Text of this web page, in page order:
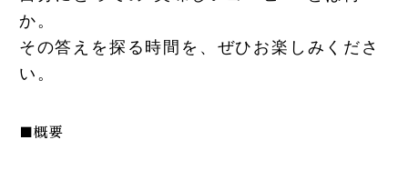
か。
その答えを探る時間を、ぜひお楽しみくださ
い。
■概要